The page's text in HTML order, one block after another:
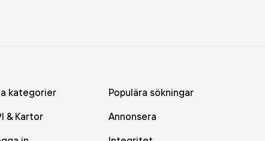
kategorier
Populära sökningar
& Kartor
Annonsera